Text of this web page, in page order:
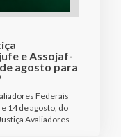
e Assojaf-
agosto para
Federais
14 de agosto, do
Avaliadores